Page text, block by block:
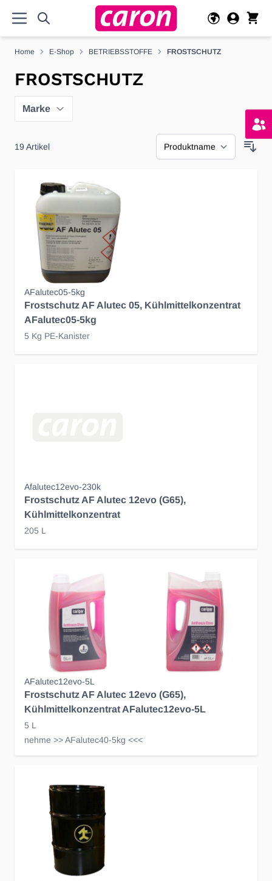
Home E-Shop BETRIEBSSTOFFE FROSTSCHUTZ
FROSTSCHUTZ
Marke
19 Artikel
AFalutec05-5kg
Frostschutz AF Alutec 05, Kühlmittelkonzentrat
AFalutec05-5kg
5 Kg PE-Kanister
Afalutec12evo-230k
Frostschutz AF Alutec 12evo (G65),
Kühlmittelkonzentrat
205 L
AFalutec12evo-5L
Frostschutz AF Alutec 12evo (G65),
Kühlmittelkonzentrat AFalutec12evo-5L
5 L
nehme >> AFalutec40-5kg <<<